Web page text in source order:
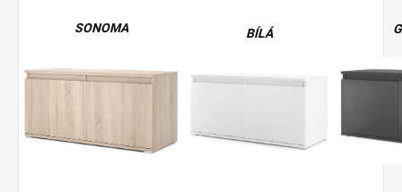
SONOMA BÍLÁ